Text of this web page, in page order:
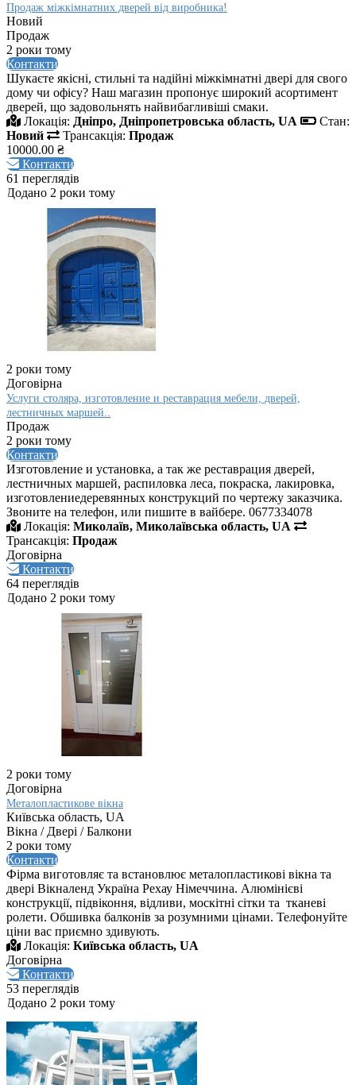
Продаж міжкімнатних дверей від виробника!
Новий
Продаж
2 роки тому
Контакти
Шукаєте якісні, стильні та надійні міжкімнатні двері для свого
дому чи офісу? Наш магазин пропонує широкий асортимент
дверей, що задовольнять найвибагливіші смаки.
Локація: Дніпро, Дніпропетровська область, UA
Стан:
Новий
Трансакція: Продаж
10000.00 ₴
Контакти
61 переглядів
Додано 2 роки тому
2 роки тому
Договірна
Услуги столяра, изготовление и реставрация мебели, дверей,
лестничных маршей..
Продаж
2 роки тому
Контакти
Изготовление и установка, а так же реставрация дверей,
лестничных маршей, распиловка леса, покраска, лакировка,
изготовлениедеревянных конструкций по чертежу заказчика.
Звоните на телефон, или пишите в вайбере. 0677334078
Локація: Миколаїв, Миколаївська область, UA
Трансакція: Продаж
Договірна
Контакти
64 переглядів
Додано 2 роки тому
2 роки тому
Договірна
Металопластикове вікна
Київська область, UA
Вікна / Двері / Балкони
2 роки тому
Контакти
Фірма виготовляє та встановлює металопластикові вікна та
двері Вікналенд Україна Рехау Німеччина. Алюмінієві
конструкції, підвіконня, відливи, москітні сітки та тканеві
ролети. Обшивка балконів за розумними цінами. Телефонуйте
ціни вас приємно здивують.
Локація: Київська область, UA
Договірна
Контакти
53 переглядів
Додано 2 роки тому